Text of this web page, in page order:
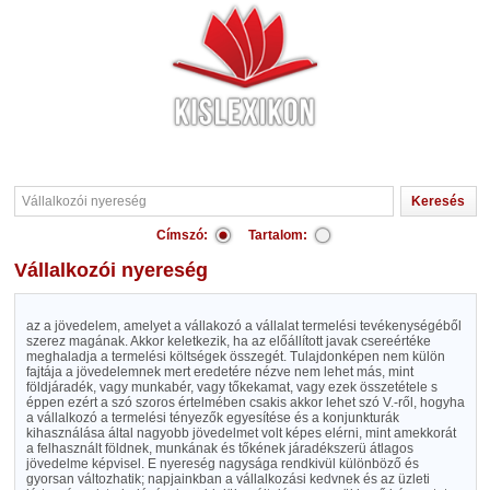
Címszó: Tartalom:
Vállalkozói nyereség
az a jövedelem, amelyet a vállakozó a vállalat termelési tevékenységéből
szerez magának. Akkor keletkezik, ha az előállított javak csereértéke
meghaladja a termelési költségek összegét. Tulajdonképen nem külön
fajtája a jövedelemnek mert eredetére nézve nem lehet más, mint
földjáradék, vagy munkabér, vagy tőkekamat, vagy ezek összetétele s
éppen ezért a szó szoros értelmében csakis akkor lehet szó V.-ről, hogyha
a vállalkozó a termelési tényezők egyesítése és a konjunkturák
kihasználása által nagyobb jövedelmet volt képes elérni, mint amekkorát
a felhasznált földnek, munkának és tőkének járadékszerü átlagos
jövedelme képvisel. E nyereség nagysága rendkivül különböző és
gyorsan változhatik; napjainkban a vállalkozási kedvnek és az üzleti